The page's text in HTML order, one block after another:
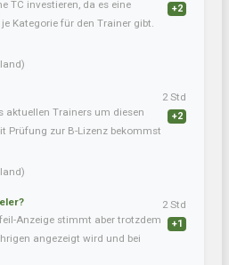
TC investieren, da es eine
Kategorie für den Trainer gibt.
+2
aktuellen Trainers um diesen
Prüfung zur B-Lizenz bekommst
2 Std
+2
Anzeige stimmt aber trotzdem
angezeigt wird und bei
2 Std
+1